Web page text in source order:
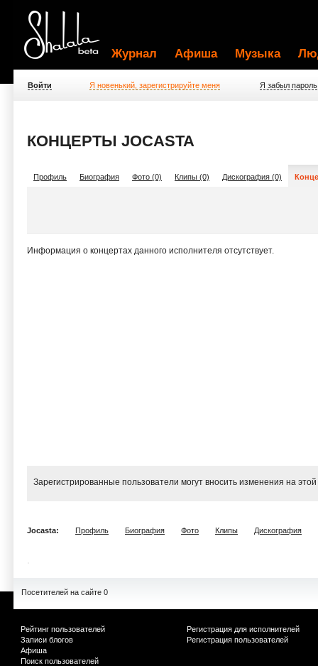
Журнал Афиша Музыка
Войти Я новенький, зарегистрируйте меня Я забыл пароль
КОНЦЕРТЫ JOCASTA
Профиль Биография Фото (0) Клипы (0) Дискография (0)
Информация о концертах данного исполнителя отсутствует.
Зарегистрированные пользователи могут вносить изменения на
Jocasta: Профиль Биография Фото Клипы Дискография
Посетителей на сайте 0
Рейтинг пользователей
Записи блогов
Афиша
Поиск пользователей
Регистрация для исполнителей
Регистрация пользователей